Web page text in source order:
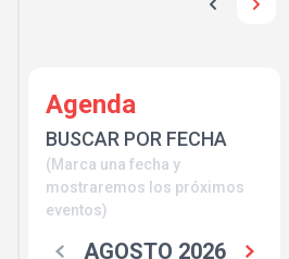
Agenda
BUSCAR POR FECHA
(Marca una fecha y
mostraremos los próximos
eventos)
AGOSTO 2026